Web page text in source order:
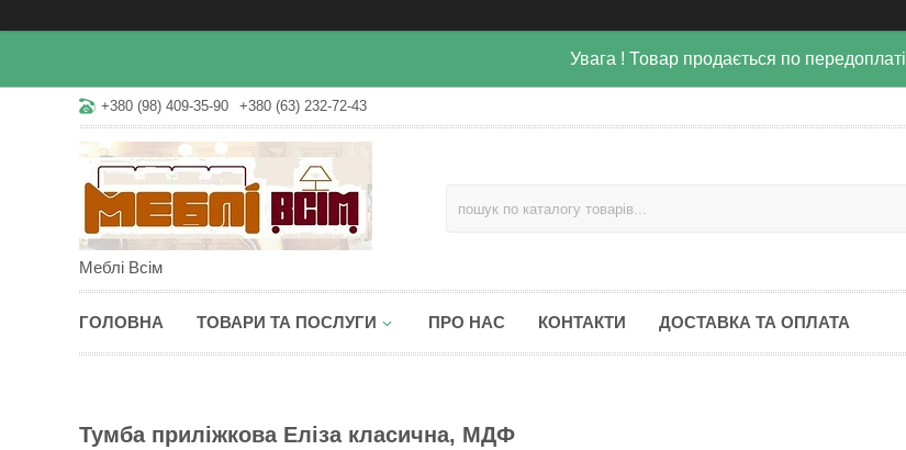
Увага ! Товар продається по передоплаті
+380 (98) 409-35-90 +380 (63) 232-72-43
Меблі Всім
ГОЛОВНА ТОВАРИ ТА ПОСЛУГИ ПРО НАС КОНТАКТИ ДОСТАВКА ТА ОПЛАТА
Тумба приліжкова Еліза класична, МДФ